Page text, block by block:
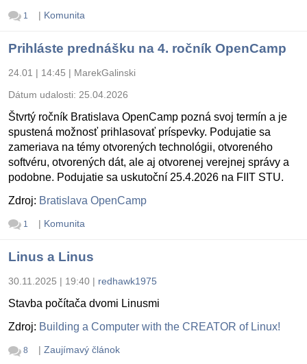
1 | Komunita
Prihláste prednášku na 4. ročník OpenCamp
24.01 | 14:45 | MarekGalinski
Dátum udalosti: 25.04.2026
Štvrtý ročník Bratislava OpenCamp pozná svoj termín a je
spustená možnosť prihlasovať príspevky. Podujatie sa
zameriava na témy otvorených technológii, otvoreného
softvéru, otvorených dát, ale aj otvorenej verejnej správy a
podobne. Podujatie sa uskutoční 25.4.2026 na FIIT STU.
Zdroj: Bratislava OpenCamp
1 | Komunita
Linus a Linus
30.11.2025 | 19:40 | redhawk1975
Stavba počítača dvomi Linusmi
Zdroj: Building a Computer with the CREATOR of Linux!
8 | Zaujímavý článok